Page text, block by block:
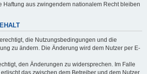
Haftung aus zwingendem nationalem Recht bleiben
die Nutzungsbedingungen und die
zu ändern. Die Änderung wird dem Nutzer per E-
den Änderungen zu widersprechen. Im Falle
das zwischen dem Betreiber und dem Nutzer